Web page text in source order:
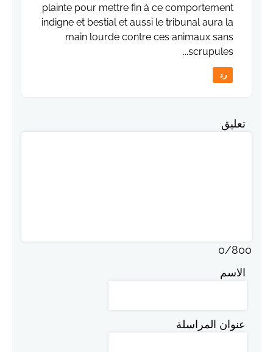
plainte pour mettre fin à ce comportement
indigne et bestial et aussi le tribunal aura la
main lourde contre ces animaux sans
scrupules...
رد
تعليق
0/800
الاسم
عنوان المراسلة